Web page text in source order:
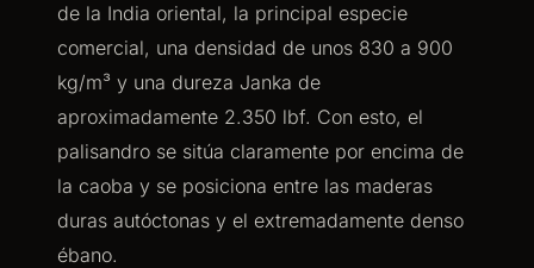
de la India oriental, la principal especie
comercial, una densidad de unos 830 a 900
kg/m³ y una dureza Janka de
aproximadamente 2.350 lbf. Con esto, el
palisandro se sitúa claramente por encima de
la caoba y se posiciona entre las maderas
duras autóctonas y el extremadamente denso
ébano.